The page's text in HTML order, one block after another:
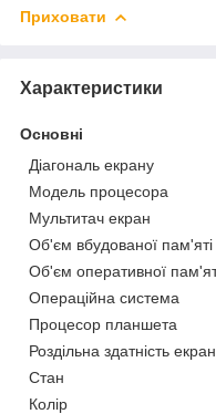
Приховати
Характеристики
Основні
Діагональ екрану
Модель процесора
Мультитач екран
Об'єм вбудованої пам'яті
Об'єм оперативної
Операційна система
Процесор планшета
Роздільна здатність
Стан
Колір